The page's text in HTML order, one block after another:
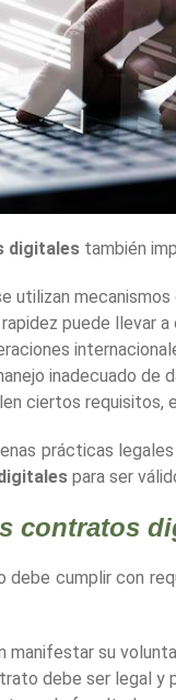
digitales también
utilizan
rapidez puede llevar
inadecuado de
ciertos requisitos,
prácticas
para ser
contratos
cumplir con
manifestar su
debe ser legal y